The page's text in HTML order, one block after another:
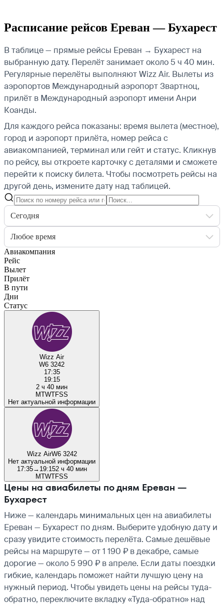
Расписание рейсов Ереван — Бухарест
В таблице — прямые рейсы Ереван → Бухарест на
выбранную дату. Перелёт занимает около 5 ч 40 мин.
Регулярные перелёты выполняют Wizz Air. Вылеты из
аэропортов Международный аэропорт Звартноц,
прилёт в Международный аэропорт имени Анри
Коанды.
Для каждого рейса показаны: время вылета (местное),
город и аэропорт прилёта, номер рейса с
авиакомпанией, терминал или гейт и статус. Кликнув
по рейсу, вы откроете карточку с деталями и сможете
перейти к поиску билета. Чтобы посмотреть рейсы на
другой день, измените дату над таблицей.
Сегодня
Любое время
Авиакомпания
Рейс
Вылет
Прилёт
В пути
Дни
Статус
Wizz Air
W6 3242
17:35
19:15
2 ч 40 мин
MTWTFSS
Нет актуальной информации
Wizz AirW6 3242
Нет актуальной информации
17:35→ 19:152 ч 40 мин
MTWTFSS
Цены на авиабилеты по дням Ереван —
Бухарест
Ниже — календарь минимальных цен на авиабилеты
Ереван — Бухарест по дням. Выберите удобную дату и
сразу увидите стоимость перелёта. Самые дешёвые
рейсы на маршруте — от 1 190 ₽ в декабре, самые
дорогие — около 5 990 ₽ в апреле. Если даты поездки
гибкие, календарь поможет найти лучшую цену на
нужный период. Чтобы увидеть цены на рейсы туда-
обратно, переключите вкладку «Туда-обратно» над